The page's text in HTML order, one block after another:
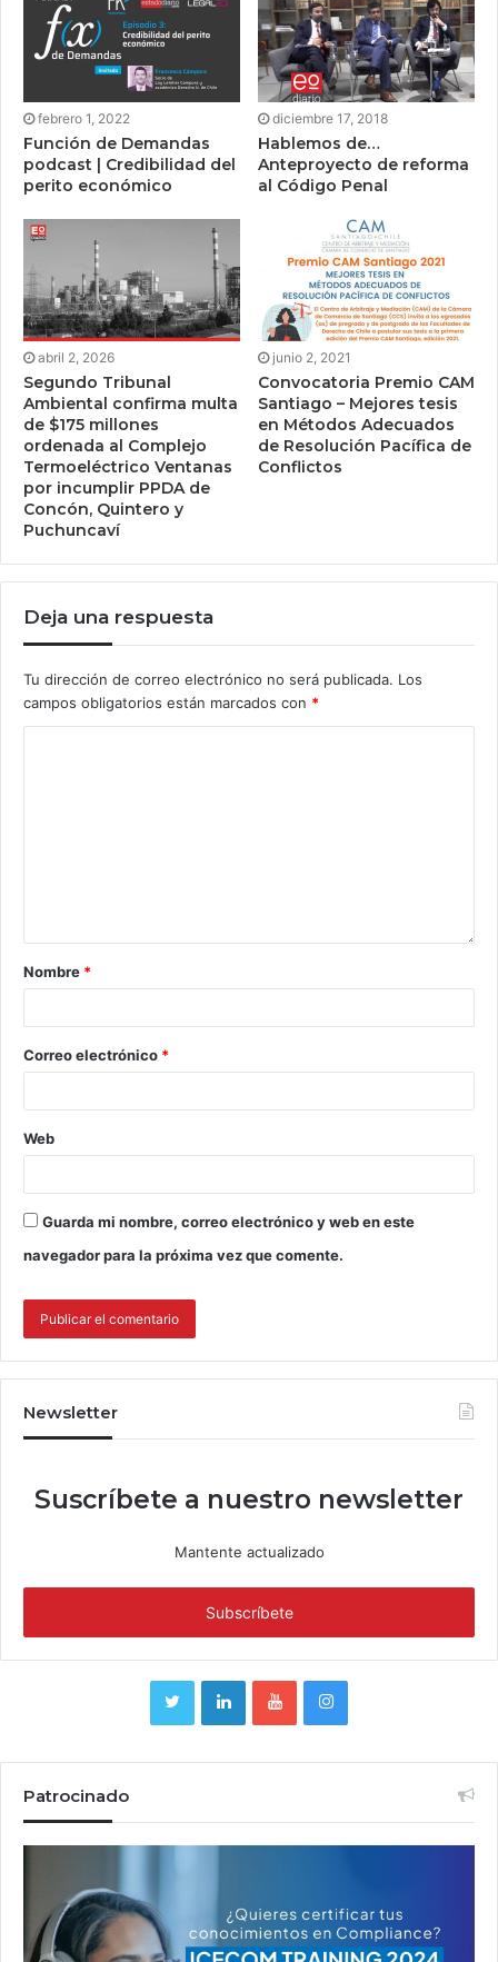
febrero 1, 2022
Función de Demandas
podcast | Credibilidad del
perito económico
diciembre 17, 2018
Hablemos de…
Anteproyecto de reforma
al Código Penal
abril 2, 2026
Segundo Tribunal
Ambiental confirma multa
de $175 millones
ordenada al Complejo
Termoeléctrico Ventanas
por incumplir PPDA de
Concón, Quintero y
Puchuncaví
junio 2, 2021
Convocatoria Premio CAM
Santiago – Mejores tesis
en Métodos Adecuados
de Resolución Pacífica de
Conflictos
Deja una respuesta
Tu dirección de correo electrónico no será publicada. Los
campos obligatorios están marcados con *
Nombre *
Correo electrónico *
Web
Guarda mi nombre, correo electrónico y web en este
navegador para la próxima vez que comente.
Newsletter
Suscríbete a nuestro newsletter
Mantente actualizado
Patrocinado